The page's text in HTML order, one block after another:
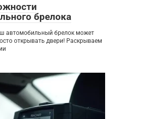
брелока
автомобильный брелок может
открывать двери! Раскрываем